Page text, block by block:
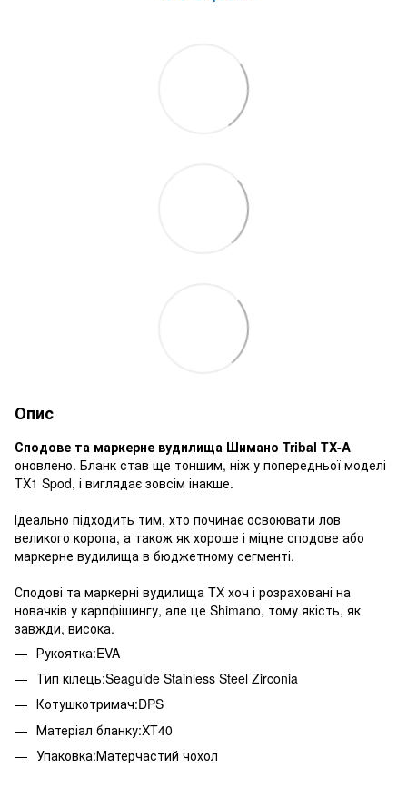
Опис
Сподове та маркерне вудилища Шимано Tribal TX-A
оновлено. Бланк став ще тоншим, ніж у попередньої моделі
TX1 Spod, і виглядає зовсім інакше.
Ідеально підходить тим, хто починає освоювати лов
великого коропа, а також як хороше і міцне сподове або
маркерне вудилища в бюджетному сегменті.
Сподові та маркерні вудилища TX хоч і розраховані на
новачків у карпфішингу, але це Shimano, тому якість, як
завжди, висока.
Рукоятка:EVA
Тип кілець:Seaguide Stainless Steel Zirconia
Котушкотримач:DPS
Матеріал бланку:XT40
Упаковка:Матерчастий чохол